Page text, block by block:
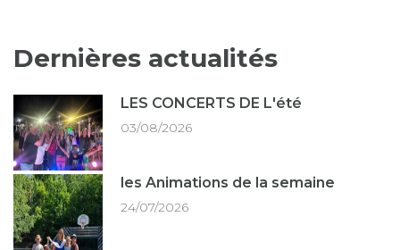
Dernières actualités
LES CONCERTS DE L'été
03/08/2026
les Animations de la semaine
24/07/2026